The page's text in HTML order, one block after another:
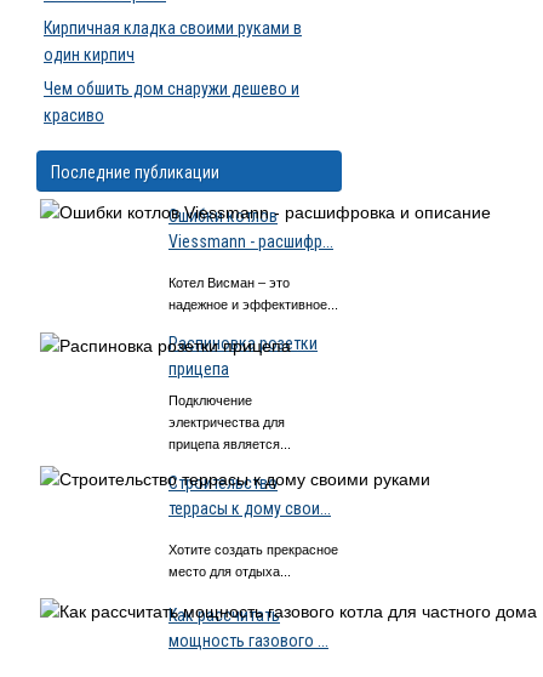
Кирпичная кладка своими руками в
один кирпич
Чем обшить дом снаружи дешево и
красиво
Последние публикации
Ошибки котлов
Viessmann - расшифр...
Котел Висман – это
надежное и эффективное...
Распиновка розетки
прицепа
Подключение
электричества для
прицепа является...
Строительство
террасы к дому свои...
Хотите создать прекрасное
место для отдыха...
Как рассчитать
мощность газового ...